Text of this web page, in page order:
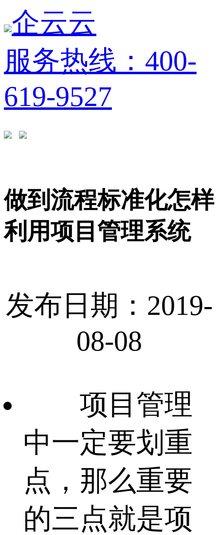
企云云
服务热线：400-
619-9527
做到流程标准化怎样
利用项目管理系统
发布日期：2019-
08-08
项目管理
中一定要划重
点，那么重要
的三点就是项